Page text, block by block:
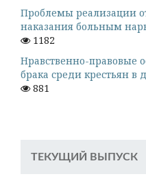
Проблемы реализации
наказания больным
1182
Нравственно-правовые
брака среди крестьян
881
ТЕКУЩИЙ ВЫПУСК